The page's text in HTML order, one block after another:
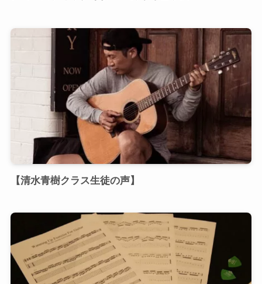
【清水青樹クラス生徒の声】